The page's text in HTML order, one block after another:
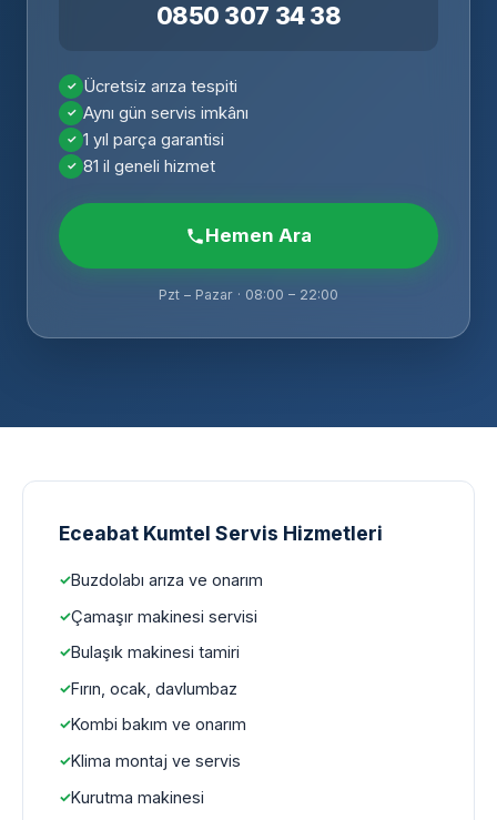
0850 307 34 38
Ücretsiz arıza tespiti
Aynı gün servis imkânı
1 yıl parça garantisi
81 il geneli hizmet
Hemen Ara
Pzt – Pazar · 08:00 – 22:00
Eceabat Kumtel Servis Hizmetleri
Buzdolabı arıza ve onarım
Çamaşır makinesi servisi
Bulaşık makinesi tamiri
Fırın, ocak, davlumbaz
Kombi bakım ve onarım
Klima montaj ve servis
Kurutma makinesi